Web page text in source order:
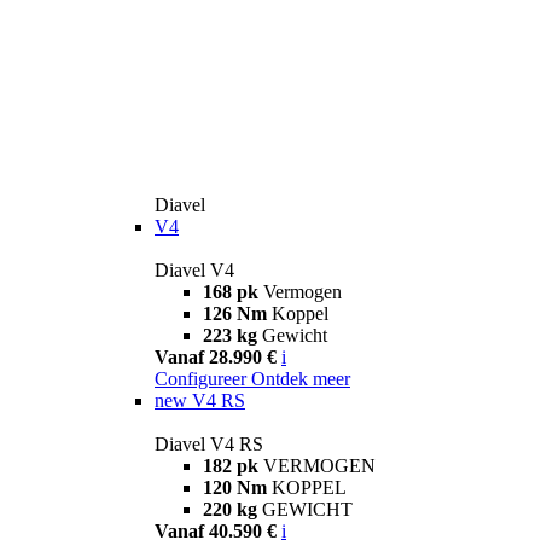
Diavel
V4
Diavel V4
168 pk Vermogen
126 Nm Koppel
223 kg Gewicht
Vanaf 28.990 € i
Configureer Ontdek meer
new V4 RS
Diavel V4 RS
182 pk VERMOGEN
120 Nm KOPPEL
220 kg GEWICHT
Vanaf 40.590 € i